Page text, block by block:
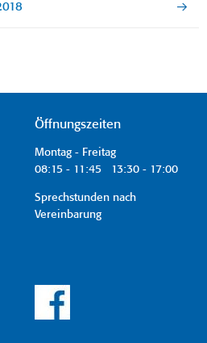
Öffnungszeiten
Montag - Freitag
08:15 - 11:45 13:30 - 17:00
Sprechstunden nach
Vereinbarung